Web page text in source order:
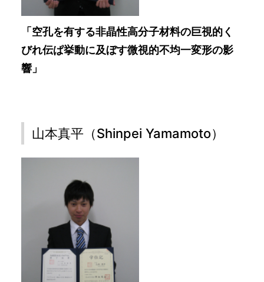
「空孔を有する非晶性高分子材料の巨視的く
びれ伝ぱ挙動に及ぼす微視的不均一変形の影
響」
山本真平（Shinpei Yamamoto）